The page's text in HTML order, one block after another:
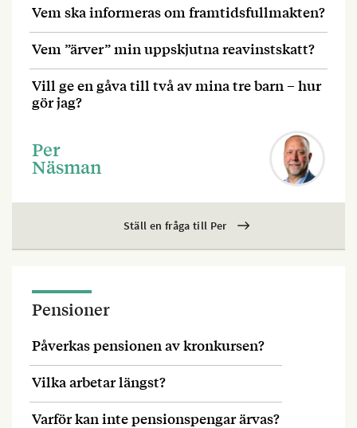
Vem ska informeras om framtidsfullmakten?
Vem ”ärver” min uppskjutna reavinstskatt?
Vill ge en gåva till två av mina tre barn – hur
gör jag?
Per
Näsman
Ställ en fråga till Per
Pensioner
Påverkas pensionen av kronkursen?
Vilka arbetar längst?
Varför kan inte pensionspengar ärvas?